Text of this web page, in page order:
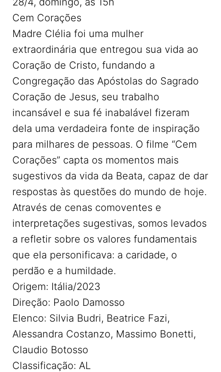
Cem Corações
Madre Clélia foi uma mulher
extraordinária que entregou sua vida ao
Coração de Cristo, fundando a
Congregação das Apóstolas do Sagrado
Coração de Jesus, seu trabalho
incansável e sua fé inabalável fizeram
dela uma verdadeira fonte de inspiração
para milhares de pessoas. O filme “Cem
Corações” capta os momentos mais
sugestivos da vida da Beata, capaz de dar
respostas às questões do mundo de hoje.
Através de cenas comoventes e
interpretações sugestivas, somos levados
a refletir sobre os valores fundamentais
que ela personificava: a caridade, o
perdão e a humildade.
Origem: Itália/2023
Direção: Paolo Damosso
Elenco: Silvia Budri, Beatrice Fazi,
Alessandra Costanzo, Massimo Bonetti,
Claudio Botosso
Classificação: AL